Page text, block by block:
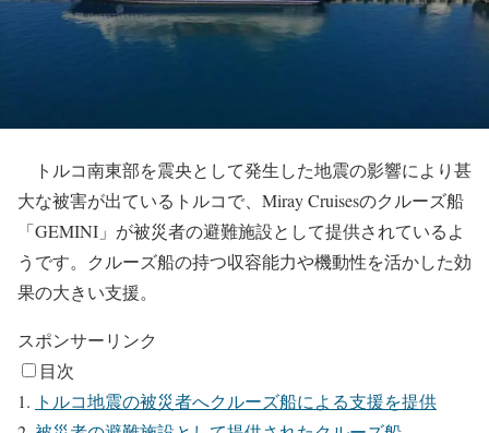
トルコ南東部を震央として発生した地震の影響により甚
大な被害が出ているトルコで、Miray Cruisesのクルーズ船
「GEMINI」が被災者の避難施設として提供されているよ
うです。クルーズ船の持つ収容能力や機動性を活かした効
果の大きい支援。
スポンサーリンク